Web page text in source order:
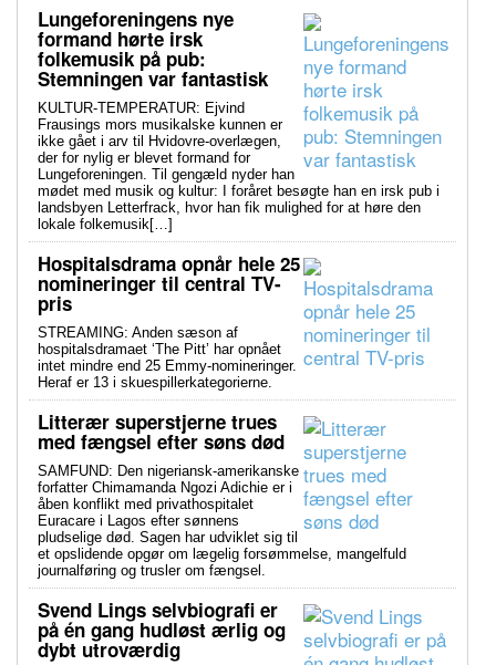
Lungeforeningens nye
formand hørte irsk
folkemusik på pub:
Stemningen var fantastisk
KULTUR-TEMPERATUR: Ejvind
Frausings mors musikalske kunnen er
ikke gået i arv til Hvidovre-overlægen,
der for nylig er blevet formand for
Lungeforeningen. Til gengæld nyder han
mødet med musik og kultur: I foråret besøgte han en irsk pub i
landsbyen Letterfrack, hvor han fik mulighed for at høre den
lokale folkemusik[…]
Hospitalsdrama opnår hele 25
nomineringer til central TV-
pris
STREAMING: Anden sæson af
hospitalsdramaet ‘The Pitt’ har opnået
intet mindre end 25 Emmy-nomineringer.
Heraf er 13 i skuespillerkategorierne.
Litterær superstjerne trues
med fængsel efter søns død
SAMFUND: Den nigeriansk-amerikanske
forfatter Chimamanda Ngozi Adichie er i
åben konflikt med privathospitalet
Euracare i Lagos efter sønnens
pludselige død. Sagen har udviklet sig til
et opslidende opgør om lægelig forsømmelse, mangelfuld
journalføring og trusler om fængsel.
Svend Lings selvbiografi er
på én gang hudløst ærlig og
dybt utroværdig